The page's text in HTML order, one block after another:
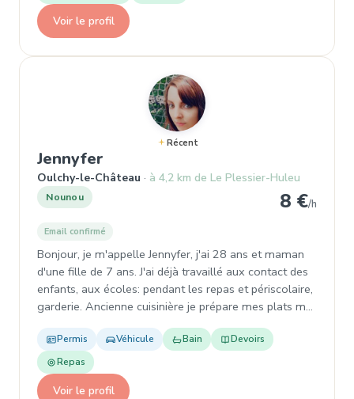
Voir le profil
Récent
Jennyfer
Oulchy-le-Château à 4,2 km de Le Plessier-Huleu
Nounou 8 €/h
Email confirmé
Bonjour, je m'appelle Jennyfer, j'ai 28 ans et maman
d'une fille de 7 ans. J'ai déjà travaillé aux contact des
enfants, aux écoles: pendant les repas et périscolaire,
garderie. Ancienne cuisinière je prépare mes plats m…
Permis Véhicule Bain
Devoirs
Repas
Voir le profil